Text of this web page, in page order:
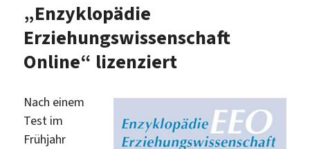
„Enzyklopädie
Erziehungswissenschaft
Online“ lizenziert
Nach einem
Test im
Frühjahr